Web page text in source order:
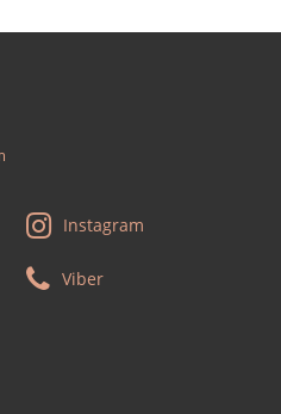
Instagram
Viber